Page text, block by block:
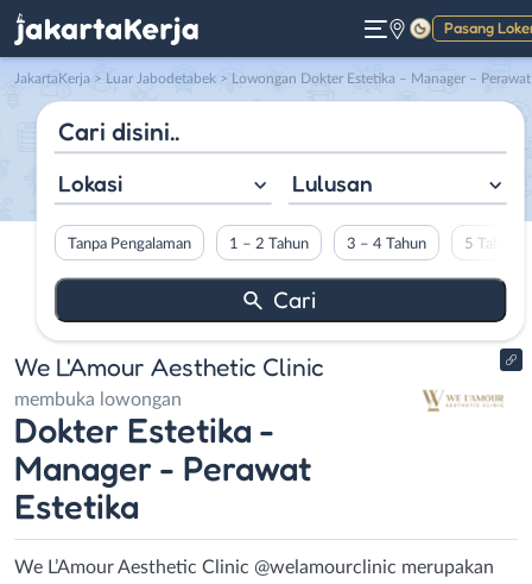
Pasang
Gelap
JakartaKerja > Luar Jabodetabek > Lowongan Dokter Estetika – Manager – Perawat Estetika di We L’Amour Aesthetic
Lokasi Lulusan
Tanpa Pengalaman 1 – 2 Tahun 3 – 4 Tahun 5 Tahun
We L'Amour Aesthetic Clinic
membuka lowongan
Dokter Estetika -
Manager - Perawat
Estetika
We L’Amour Aesthetic Clinic @welamourclinic merupakan